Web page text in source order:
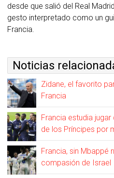
desde que salió del Real
gesto interpretado como un
Francia.
Noticias
Zidane, el favorito
Francia
Francia estudia
de los Príncipes por
Francia, sin Mbappé
compasión de Israel